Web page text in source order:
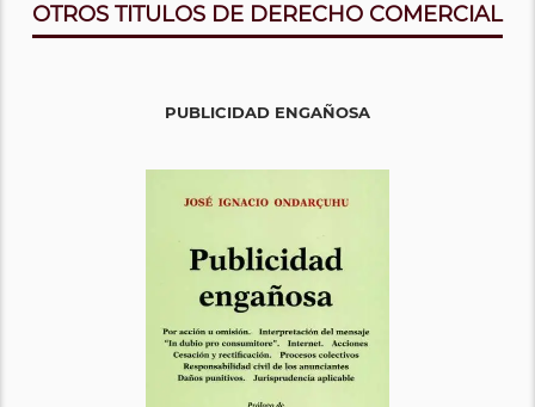
OTROS TITULOS DE DERECHO COMERCIAL
PUBLICIDAD ENGAÑOSA